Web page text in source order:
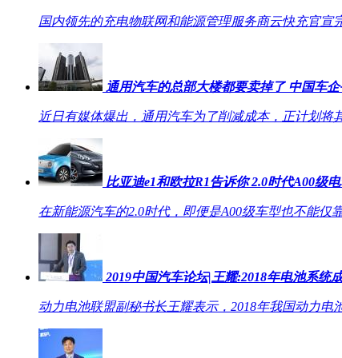
国内领先的充电物联网和能源管理服务商云快充官宣
通用汽车的总部大楼都要卖掉了 中国车
近日有媒体爆出，通用汽车为了削减成本，正计划将
比亚迪e1和欧拉R1告诉你 2.0时代A00级
在新能源汽车的2.0时代，即便是A00级车型也不能仅
2019中国汽车论坛|王耀:2018年电池系统
动力电池联盟副秘书长王耀表示，2018年我国动力电